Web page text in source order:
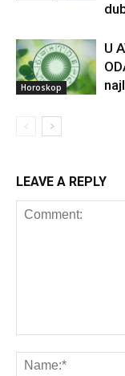
Horoskop
U
LEAVE A REPLY